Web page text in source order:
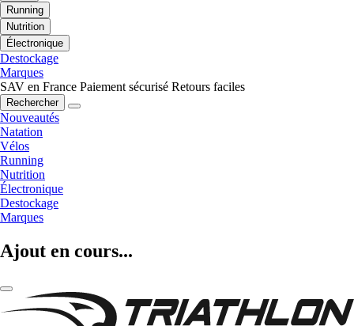
Running
Nutrition
Électronique
Destockage
Marques
SAV en France Paiement sécurisé Retours faciles
Rechercher
Nouveautés
Natation
Vélos
Running
Nutrition
Électronique
Destockage
Marques
Ajout en cours...